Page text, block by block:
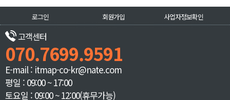
로그인 회원가입 사업자정보확인
고객센터
070.7699.9591
E-mail : itmap-co-kr@nate.com
평일 : 09:00 ~ 17:00
토요일 : 09:00 ~ 12:00(휴무가능)